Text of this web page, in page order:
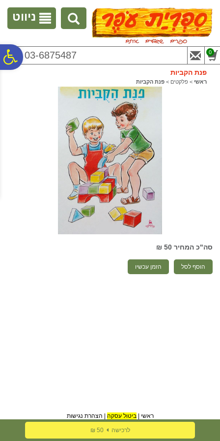
נגישות
אתר
המרכזי
ניווט
03-6875487 0
פנת הקביות
ראשי > פלקטים > פנת הקביות
סה"כ המחיר 50 ₪
הוסף לסל הזמן עכשיו
ראשי |ביטול עסקה הצהרת נגישות
לרכישה 50 ₪